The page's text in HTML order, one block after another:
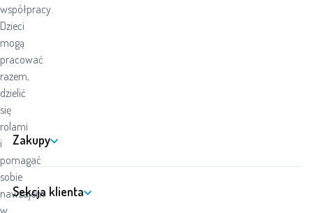
współpracy.
Dzieci
mogą
pracować
razem,
dzielić
się
rolami
i
pomagać
sobie
nawzajem
w
Zakupy
Sekcja klienta